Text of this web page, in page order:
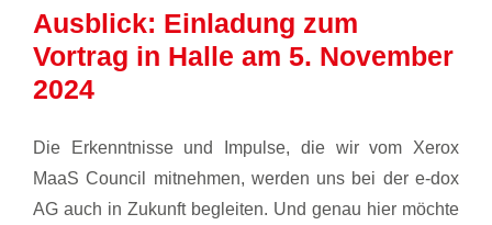
Ausblick: Einladung zum
Vortrag in Halle am 5. November
2024
Die Erkenntnisse und Impulse, die wir vom Xerox
MaaS Council mitnehmen, werden uns bei der e-dox
AG auch in Zukunft begleiten. Und genau hier möchte